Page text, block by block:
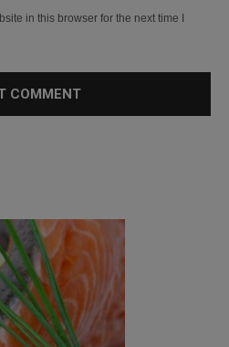
in this browser for the next time I